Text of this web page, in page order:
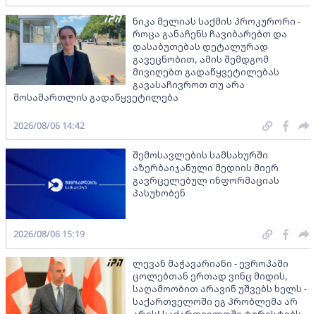
ნიკა მელიას საქმის პროკურორი -
როცა განაჩენს ჩავიბარებთ და
დასაბუთებას დეტალურად
გავეცნობით, ამის შემდგომ
მივიღებთ გადაწყვეტილებას
გავასაჩივროთ თუ არა
მოსამართლის გადაწყვეტილება
2026/08/06 14:42
შემოსავლების სამსახურში
აზერბაიჯანული მედიის მიერ
გავრცელებულ ინფორმაციას
პასუხობენ
2026/08/06 15:19
ლევან მაჭავარიანი - ევროპაში
ცოლებთან ერთად ვინც მიდის,
საღამოობით არავინ უშვებს ხელს -
საქართველოში ეგ პრობლემა არ